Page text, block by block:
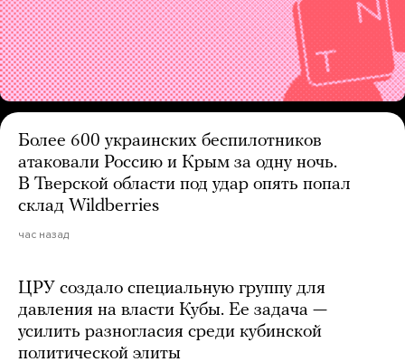
Более 600 украинских беспилотников
атаковали Россию и Крым за одну ночь.
В Тверской области под удар опять попал
склад Wildberries
час назад
ЦРУ создало специальную группу для
давления на власти Кубы. Ее задача —
усилить разногласия среди кубинской
политической элиты